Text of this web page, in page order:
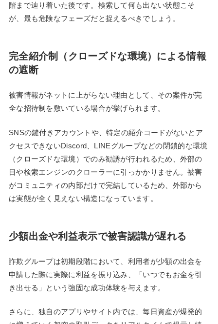
階まで辿り着いた後です。検索して何も出ない状態こそ
が、最も危険なフェーズだと捉えるべきでしょう。
完全紹介制（クローズドな環境）による情報
の遮断
被害情報がネットに上がらない理由として、その案件が完
全な招待制を敷いている場合が挙げられます。
SNSの鍵付きアカウントや、特定の紹介コードがないとア
クセスできないDiscord、LINEグループなどの閉鎖的な環境
（クローズドな環境）でのみ勧誘が行われるため、外部の
目や検索エンジンのクローラーに引っかかりません。被害
がコミュニティの内部だけで完結しているため、外部から
は実態が全く見えない構造になっています。
少額出金や利益表示で被害認識が遅れる
詐欺グループは初期段階において、利用者が少額の出金を
申請した際に実際に利益を振り込み、「いつでもお金を引
き出せる」という強固な成功体験を与えます。
さらに、独自のアプリやサイト内では、毎日資産が爆発的